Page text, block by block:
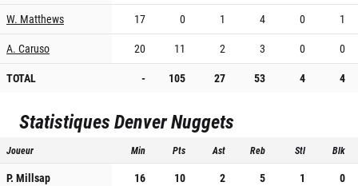
W. Matthews
17 0 1 4 0
1
A. Caruso
20 11 2 3 0
0
TOTAL
- 105 27 53 4 4
StatistiquesDenver Nuggets
Joueur Min Pts Ast Reb Stl Blk
P. Millsap 16 10 2 5 1
0